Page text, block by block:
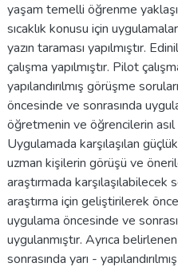
yaşam temelli öğrenme
sıcaklık konusu için
yazın taraması yapılmıştır.
çalışma yapılmıştır. Pilot
yapılandırılmış görüşme
öncesinde ve sonrasında
öğretmenin ve öğrencilerin asıl
Uygulamada karşılaşılan
uzman kişilerin görüşü ve
araştırmada karşılaşılabilecek
araştırma için geliştirilerek
uygulama öncesinde ve
uygulanmıştır. Ayrıca
sonrasında yarı -